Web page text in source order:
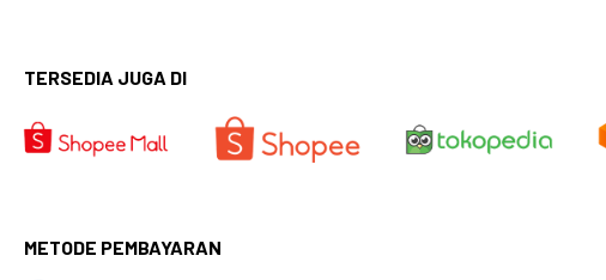
TERSEDIA JUGA DI
METODE PEMBAYARAN